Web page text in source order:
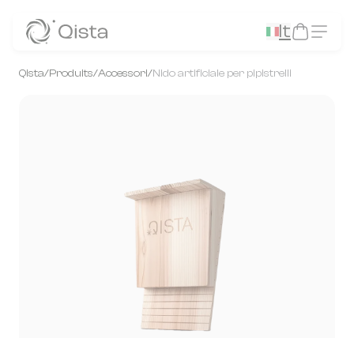
It
Qista/Produits/Accessori/Nido artificiale per pipistrelli